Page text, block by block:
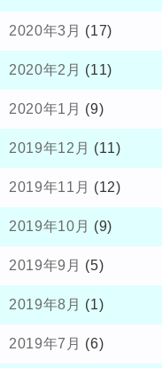
2020年3月 (17)
2020年2月 (11)
2020年1月 (9)
2019年12月 (11)
2019年11月 (12)
2019年10月 (9)
2019年9月 (5)
2019年8月 (1)
2019年7月 (6)